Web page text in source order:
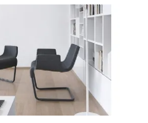
pavimento
Stube
Climatizzatori
Climatizzatore
Deumidificatori
Chiller
Pompe di calore